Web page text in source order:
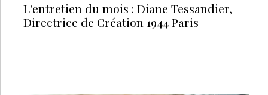
L'entretien du mois : Diane Tessandier,
Directrice de Création 1944 Paris